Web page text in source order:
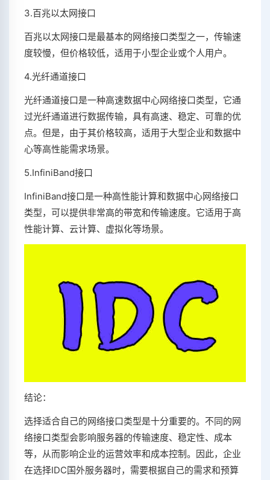
3.百兆以太网接口
百兆以太网接口是最基本的网络接口类型之一，传输速
度较慢，但价格较低，适用于小型企业或个人用户。
4.光纤通道接口
光纤通道接口是一种高速数据中心网络接口类型，它通
过光纤通道进行数据传输，具有高速、稳定、可靠的优
点。但是，由于其价格较高，适用于大型企业和数据中
心等高性能需求场景。
5.InfiniBand接口
InfiniBand接口是一种高性能计算和数据中心网络接口
类型，可以提供非常高的带宽和传输速度。它适用于高
性能计算、云计算、虚拟化等场景。
结论：
选择适合自己的网络接口类型是十分重要的。不同的网
络接口类型会影响服务器的传输速度、稳定性、成本
等，从而影响企业的运营效率和成本控制。因此，企业
在选择IDC国外服务器时，需要根据自己的需求和预算